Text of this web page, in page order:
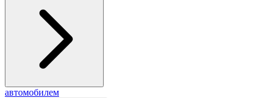
автомобилем